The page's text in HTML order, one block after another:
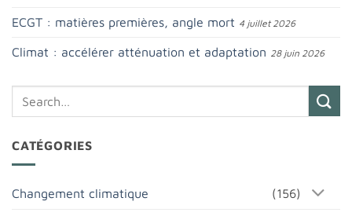
ECGT : matières premières, angle mort 4 juillet 2026
Climat : accélérer atténuation et adaptation 28 juin 2026
CATÉGORIES
Changement climatique (156)